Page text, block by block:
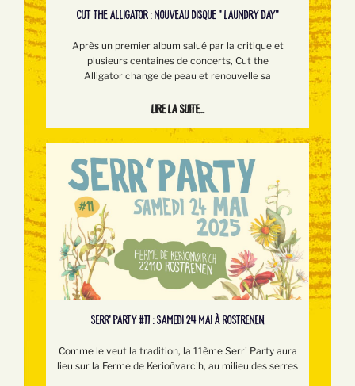
CUT THE ALLIGATOR : NOUVEAU DISQUE " LAUNDRY DAY"
Après un premier album salué par la critique et
plusieurs centaines de concerts, Cut the
Alligator change de peau et renouvelle sa
Lire la suite...
SERR’ PARTY #11 : SAMEDI 24 MAI À ROSTRENEN
Comme le veut la tradition, la 11ème Serr' Party aura
lieu sur la Ferme de Kerioñvarc'h, au milieu des serres